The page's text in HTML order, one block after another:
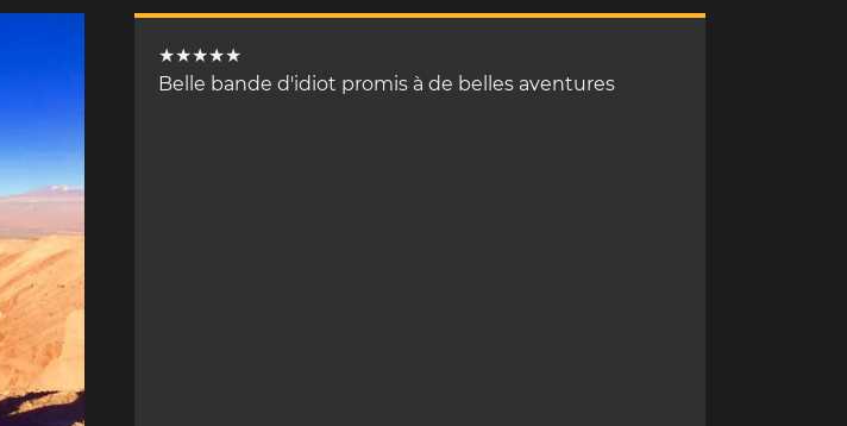
★★★★★
Belle bande d'idiot promis à de belles aventures